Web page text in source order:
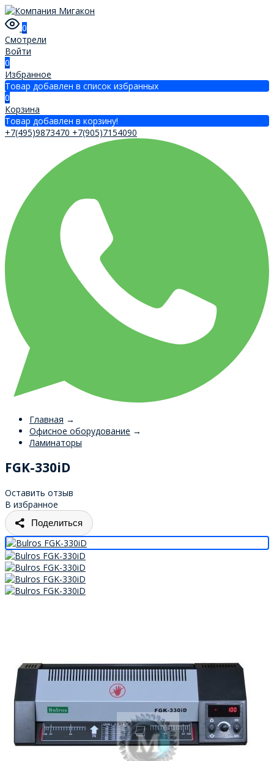
0
Смотрели
Войти
0
Избранное
Товар добавлен в список избранных
0
Корзина
Товар добавлен в корзину!
+7(495)9873470 +7(905)7154090
Главная →
Офисное оборудование →
Ламинаторы
FGK-330iD
Оставить отзыв
В избранное
Поделиться